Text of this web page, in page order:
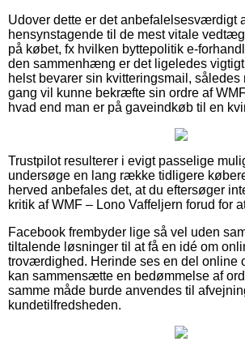
Udover dette er det anbefalelsesværdigt
hensynstagende til de mest vitale
på købet, fx hvilken byttepolitik e-
den sammenhæng er det ligeledes
helst bevarer sin kvitteringsmail, således
gang vil kunne bekræfte sin ordre af
hvad end man er på gaveindkøb til en
Trustpilot resulterer i evigt passelige
undersøge en lang række tidligere
herved anbefales det, at du eftersøger
kritik af WMF – Lono Vaffeljern forud for
Facebook frembyder lige så vel uden
tiltalende løsninger til at få en idé om
troværdighed. Herinde ses en del online
kan sammensætte en bedømmelse af
samme måde burde anvendes til
kundetilfredsheden.